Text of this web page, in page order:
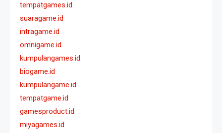
tempatgames.id
suaragame.id
intragame.id
omnigame.id
kumpulangames.id
biogame.id
kumpulangame.id
tempatgame.id
gamesproduct.id
miyagames.id